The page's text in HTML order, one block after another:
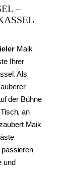
–
Maik
Ihrer
Als
der Bühne
an
Maik
und